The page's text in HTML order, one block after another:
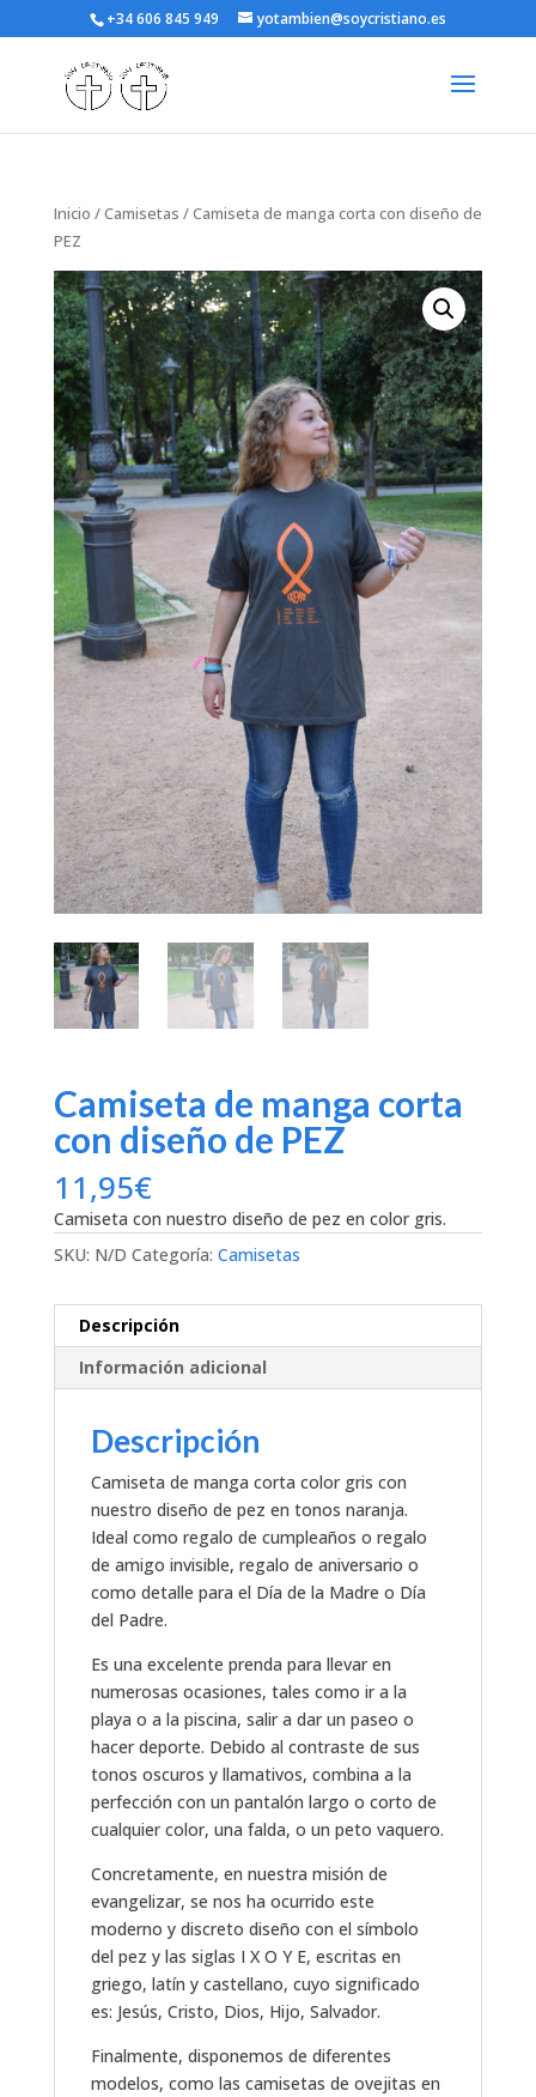
+34 606 845 949 yotambien@soycristiano.es
Inicio /Camisetas / Camiseta de manga corta con diseño de
PEZ
Camiseta de manga corta
con diseño de PEZ
11,95€
Camiseta con nuestro diseño de pez en color gris.
SKU: N/D Categoría: Camisetas
Descripción
Información adicional
Descripción
Camiseta de manga corta color gris con
nuestro diseño de pez en tonos naranja.
Ideal como regalo de cumpleaños o regalo
de amigo invisible, regalo de aniversario o
como detalle para el Día de la Madre o Día
del Padre.
Es una excelente prenda para llevar en
numerosas ocasiones, tales como ir a la
playa o a la piscina, salir a dar un paseo o
hacer deporte. Debido al contraste de sus
tonos oscuros y llamativos, combina a la
perfección con un pantalón largo o corto de
cualquier color, una falda, o un peto vaquero.
Concretamente, en nuestra misión de
evangelizar, se nos ha ocurrido este
moderno y discreto diseño con el símbolo
del pez y las siglas I X O Y E, escritas en
griego, latín y castellano, cuyo significado
es: Jesús, Cristo, Dios, Hijo, Salvador.
Finalmente, disponemos de diferentes
modelos, como las camisetas de ovejitas en